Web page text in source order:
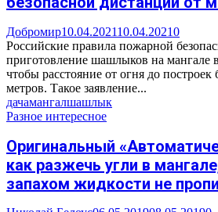
Добромир10.04.202110.04.20210
Российские правила пожарной
приготовление шашлыков на мангале
чтобы расстояние от огня до
метров. Такое заявление...
дачамангалшашлык
Разное интересное
Оригинальный
как разжечь угли в
запахом жидкости не